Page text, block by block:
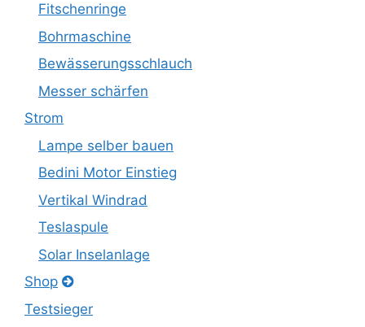
Fitschenringe
Bohrmaschine
Bewässerungsschlauch
Messer schärfen
Strom
Lampe selber bauen
Bedini Motor Einstieg
Vertikal Windrad
Teslaspule
Solar Inselanlage
Shop
Testsieger